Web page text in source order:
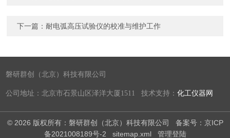
下一篇： 耐电弧高压试验仪的校准与维护工作
磐研群创（北京）科技有限公司
公司地址：北京市石景山区泽洋大厦1511 技术支持：化工仪器网
© 2026 版权所有：磐研群创（北京）科技有限公司 备案号：京ICP
备2021008189号-2
sitemap.xml 管理登陆